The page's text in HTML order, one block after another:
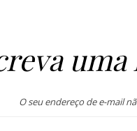
O seu endereço de e-mail